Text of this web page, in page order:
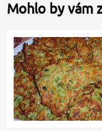
Mohlo by vám